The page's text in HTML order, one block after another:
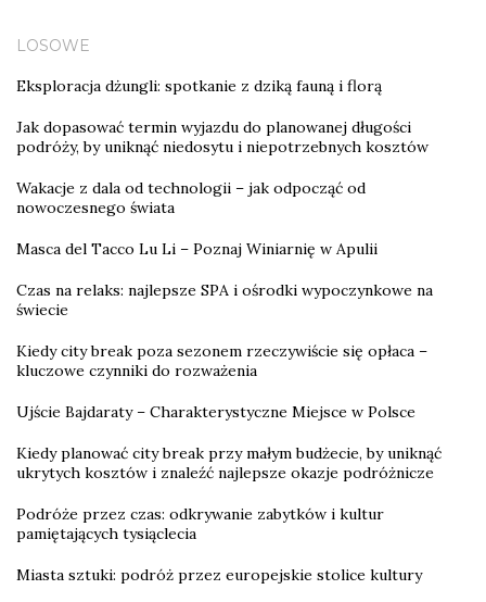
LOSOWE
Eksploracja dżungli: spotkanie z dziką fauną i florą
Jak dopasować termin wyjazdu do planowanej długości
podróży, by uniknąć niedosytu i niepotrzebnych kosztów
Wakacje z dala od technologii – jak odpocząć od
nowoczesnego świata
Masca del Tacco Lu Li – Poznaj Winiarnię w Apulii
Czas na relaks: najlepsze SPA i ośrodki wypoczynkowe na
świecie
Kiedy city break poza sezonem rzeczywiście się opłaca –
kluczowe czynniki do rozważenia
Ujście Bajdaraty – Charakterystyczne Miejsce w Polsce
Kiedy planować city break przy małym budżecie, by uniknąć
ukrytych kosztów i znaleźć najlepsze okazje podróżnicze
Podróże przez czas: odkrywanie zabytków i kultur
pamiętających tysiąclecia
Miasta sztuki: podróż przez europejskie stolice kultury